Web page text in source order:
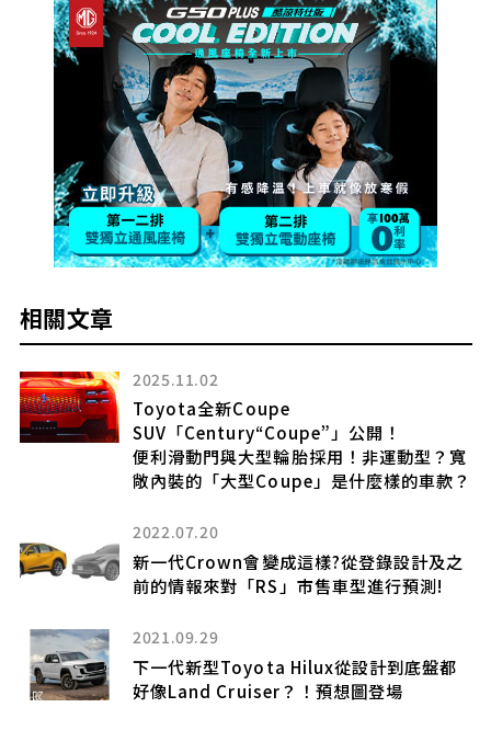
相關文章
2025.11.02
Toyota全新Coupe
SUV「Century“Coupe”」公開！
便利滑動門與大型輪胎採用！非運動型？寬
敞內裝的「大型Coupe」是什麼樣的車款？
2022.07.20
新一代Crown會變成這樣?從登錄設計及之
前的情報來對「RS」市售車型進行預測!
2021.09.29
下一代新型Toyota Hilux從設計到底盤都
好像Land Cruiser？！預想圖登場